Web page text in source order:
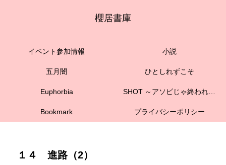
櫻居書庫
イベント参加情報 小説
五月闇 ひとしれずこそ
Euphorbia SHOT ～アソビじゃ終われない～
Bookmark プライバシーポリシー
１４ 進路（2）